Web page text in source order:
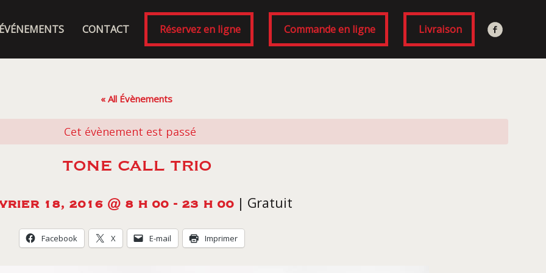
ÉVÉNEMENTS CONTACT Réservez en ligne Commande en ligne Livraison
« All Évènements
Cet évènement est passé
TONE CALL TRIO
18, 2016 @ 8 H 00- 23 H 00 | Gratuit
Facebook X E-mail Imprimer